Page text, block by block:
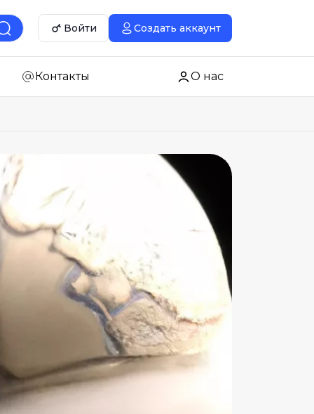
Войти Создать аккаунт
Контакты О нас